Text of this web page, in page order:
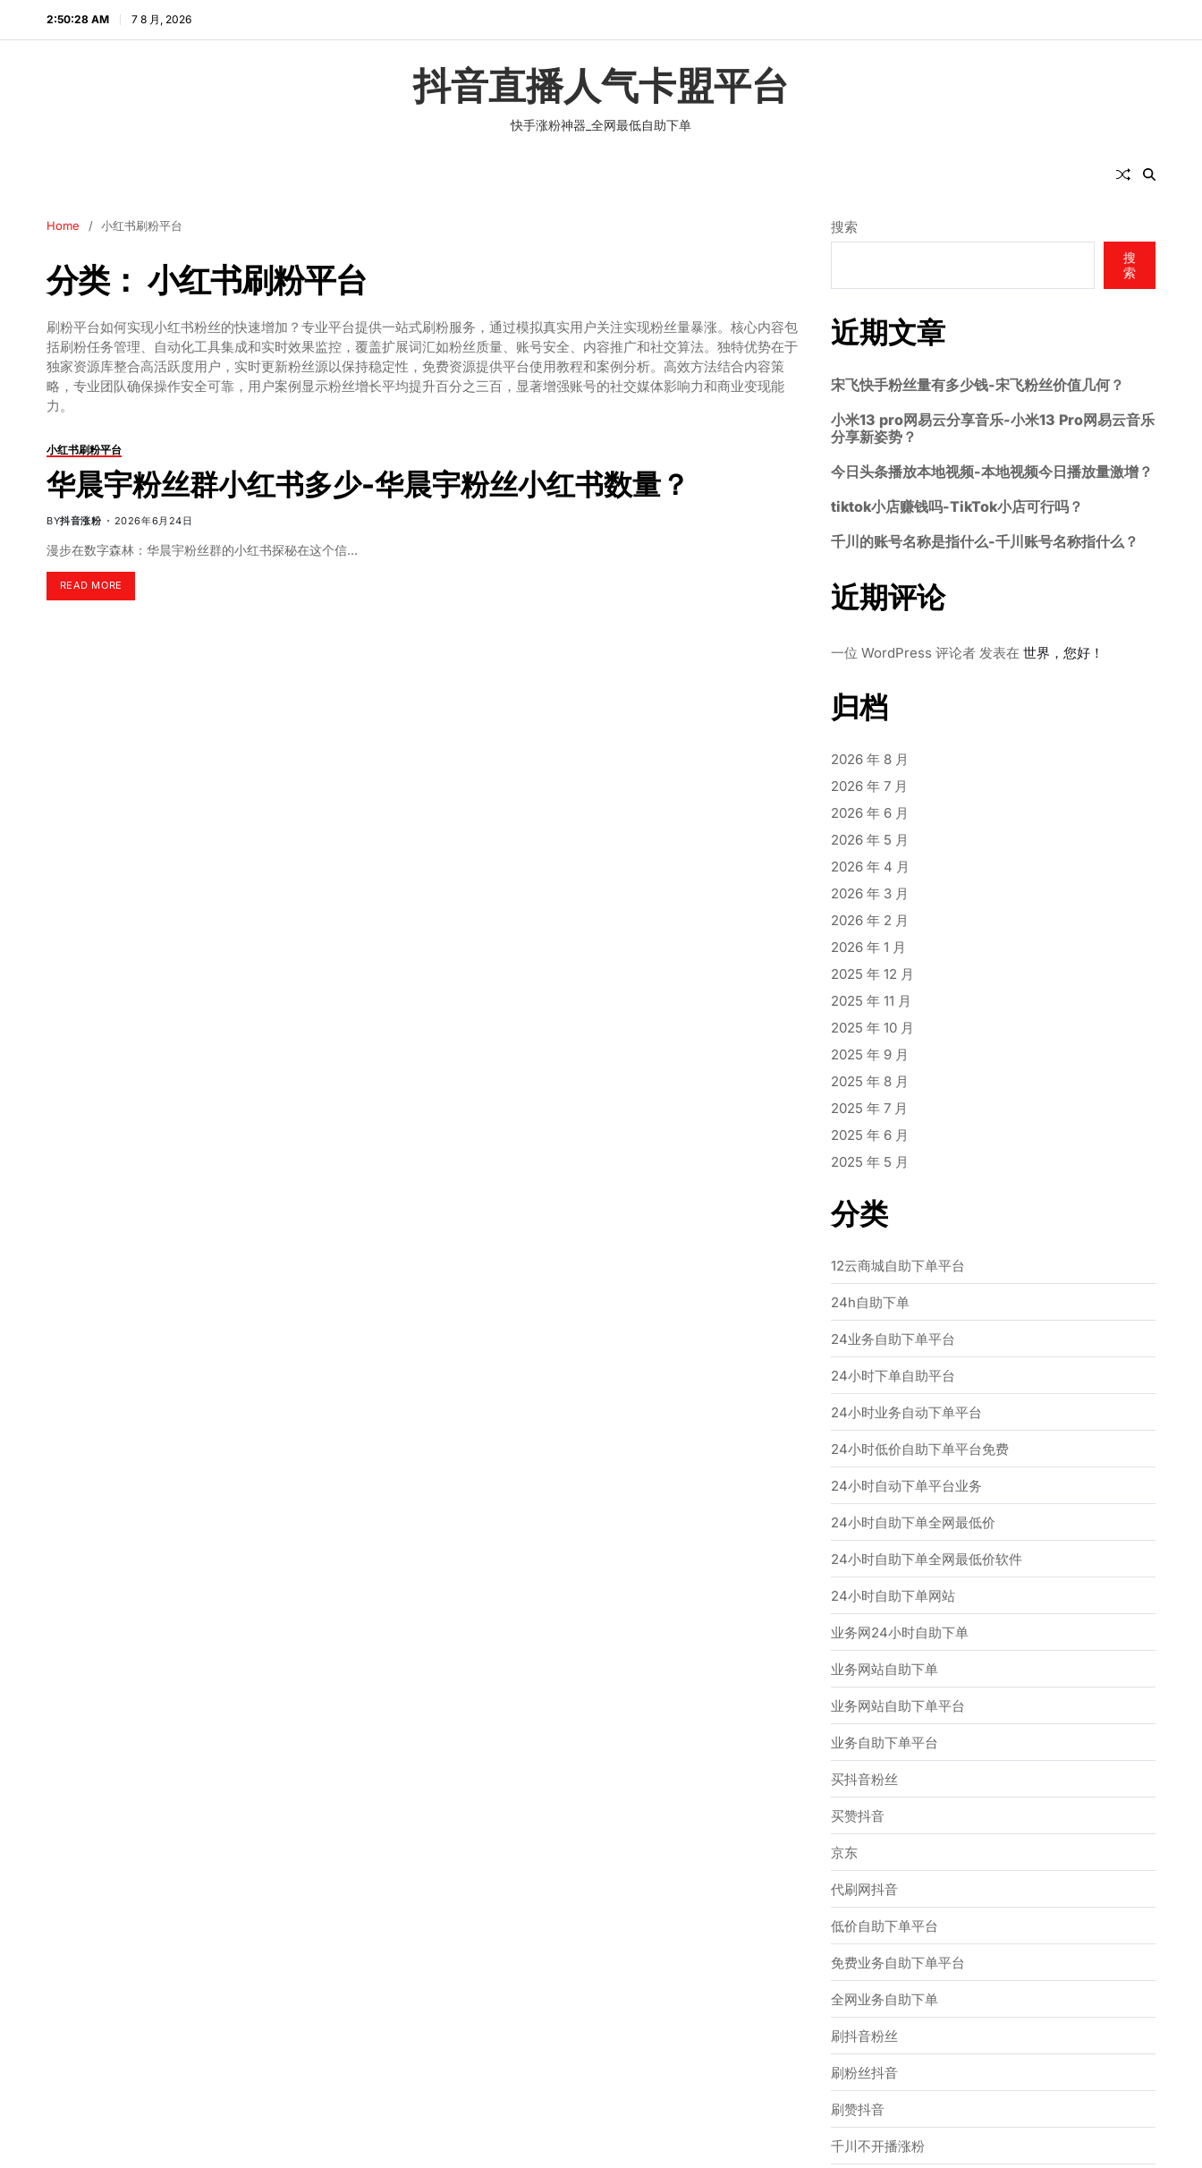
2:50:29 AM 7 8 月, 2026
抖音直播人气卡盟平台
快手涨粉神器_全网最低自助下单
Home 小红书刷粉平台
分类：小红书刷粉平台
刷粉平台如何实现小红书粉丝的快速增加？专业平台提供一站式刷粉服务，通过模拟真实用户关注实现粉丝量暴涨。核心内容包
括刷粉任务管理、自动化工具集成和实时效果监控，覆盖扩展词汇如粉丝质量、账号安全、内容推广和社交算法。独特优势在于
独家资源库整合高活跃度用户，实时更新粉丝源以保持稳定性，免费资源提供平台使用教程和案例分析。高效方法结合内容策
略，专业团队确保操作安全可靠，用户案例显示粉丝增长平均提升百分之三百，显著增强账号的社交媒体影响力和商业变现能
力。
小红书刷粉平台
华晨宇粉丝群小红书多少-华晨宇粉丝小红书数量？
BY抖音涨粉 2026年6月24日
漫步在数字森林：华晨宇粉丝群的小红书探秘在这个信…
READ MORE
搜索
搜
索
近期文章
宋飞快手粉丝量有多少钱-宋飞粉丝价值几何？
小米13 pro网易云分享音乐-小米13 Pro网易云音乐
分享新姿势？
今日头条播放本地视频-本地视频今日播放量激增？
tiktok小店赚钱吗-TikTok小店可行吗？
千川的账号名称是指什么-千川账号名称指什么？
近期评论
一位 WordPress 评论者 发表在 世界，您好！
归档
2026 年 8 月
2026 年 7 月
2026 年 6 月
2026 年 5 月
2026 年 4 月
2026 年 3 月
2026 年 2 月
2026 年 1 月
2025 年 12 月
2025 年 11 月
2025 年 10 月
2025 年 9 月
2025 年 8 月
2025 年 7 月
2025 年 6 月
2025 年 5 月
分类
12云商城自助下单平台
24h自助下单
24业务自助下单平台
24小时下单自助平台
24小时业务自动下单平台
24小时低价自助下单平台免费
24小时自动下单平台业务
24小时自助下单全网最低价
24小时自助下单全网最低价软件
24小时自助下单网站
业务网24小时自助下单
业务网站自助下单
业务网站自助下单平台
业务自助下单平台
买抖音粉丝
买赞抖音
京东
代刷网抖音
低价自助下单平台
免费业务自助下单平台
全网业务自助下单
刷抖音粉丝
刷粉丝抖音
刷赞抖音
千川不开播涨粉